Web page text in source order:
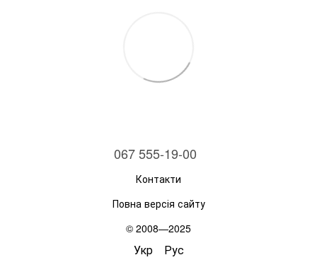
067 555-19-00
Контакти
Повна версія сайту
© 2008—2025
Укр Рус